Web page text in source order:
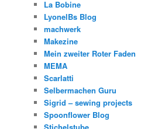
La Bobine
LyonelBs Blog
machwerk
Makezine
Mein zweiter Roter Faden
MEMA
Scarlatti
Selbermachen Guru
Sigrid – sewing projects
Spoonflower Blog